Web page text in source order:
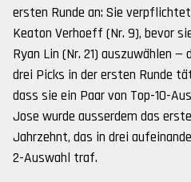
ersten Runde an: Sie
Keaton Verhoeff (Nr. 9), bevor
Ryan Lin (Nr. 21) auszuwählen —
drei Picks in der ersten Runde
dass sie ein Paar von Top-10-
Jose wurde ausserdem das
Jahrzehnt, das in drei
2-Auswahl traf.